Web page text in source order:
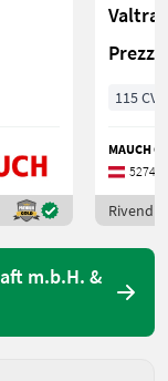
Valtra
115 CV/
MAUCH
5274
m.b.H. &